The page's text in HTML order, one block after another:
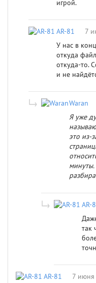
игрой.
AR-81
7
У нас в
откуда
откуда-то.
и не
Waran
Я уже
это из-
AR-
так
AR-81
7